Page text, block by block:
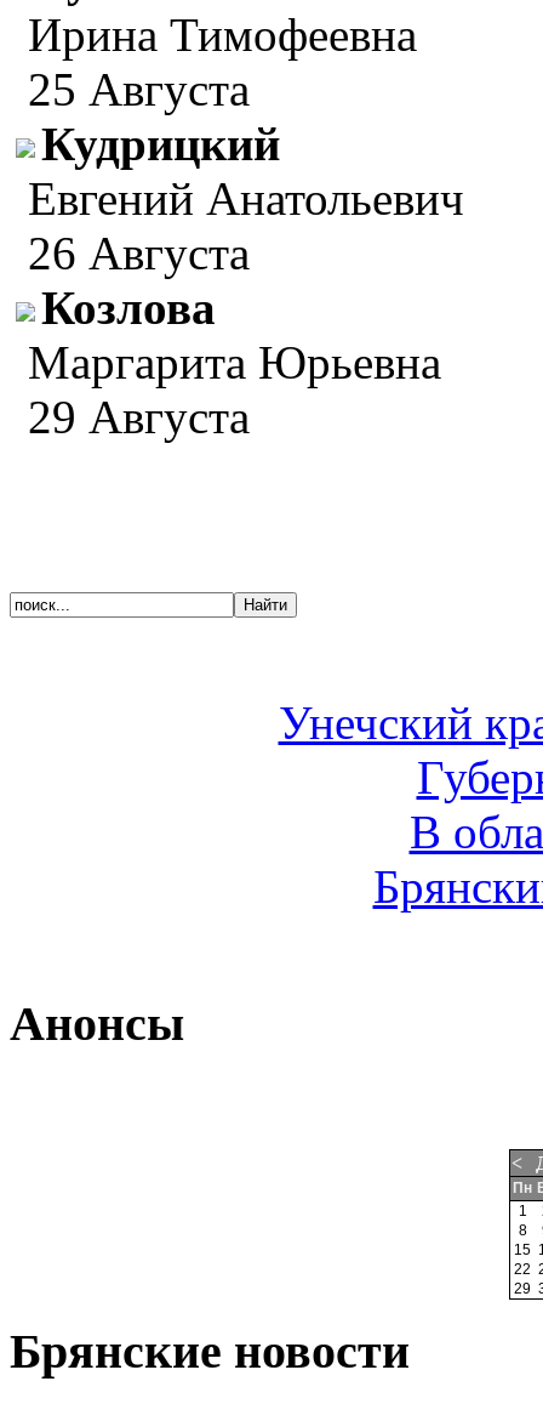
Ирина Тимофеевна
25 Августа
Кудрицкий
Евгений Анатольевич
26 Августа
Козлова
Маргарита Юрьевна
29 Августа
Унечский
В
Анонсы
<
Пн
1
8
15
22
29
Брянские новости